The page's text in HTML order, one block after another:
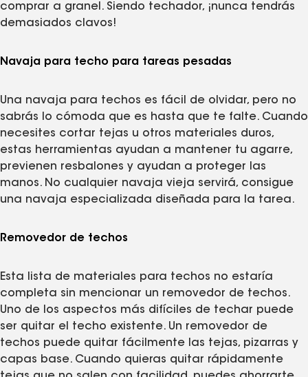
comprar a granel. Siendo techador, ¡nunca tendrás
demasiados clavos!
Navaja para techo para tareas pesadas
Una navaja para techos es fácil de olvidar, pero no
sabrás lo cómoda que es hasta que te falte. Cuando
necesites cortar tejas u otros materiales duros,
estas herramientas ayudan a mantener tu agarre,
previenen resbalones y ayudan a proteger las
manos. No cualquier navaja vieja servirá, consigue
una navaja especializada diseñada para la tarea.
Removedor de techos
Esta lista de materiales para techos no estaría
completa sin mencionar un removedor de techos.
Uno de los aspectos más difíciles de techar puede
ser quitar el techo existente. Un removedor de
techos puede quitar fácilmente las tejas, pizarras y
capas base. Cuando quieras quitar rápidamente